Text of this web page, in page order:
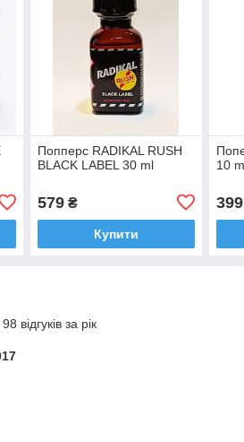
Попперс RADIKAL RUSH
BLACK LABEL 30 ml
579₴
Купити
10
399
відгуків за рік